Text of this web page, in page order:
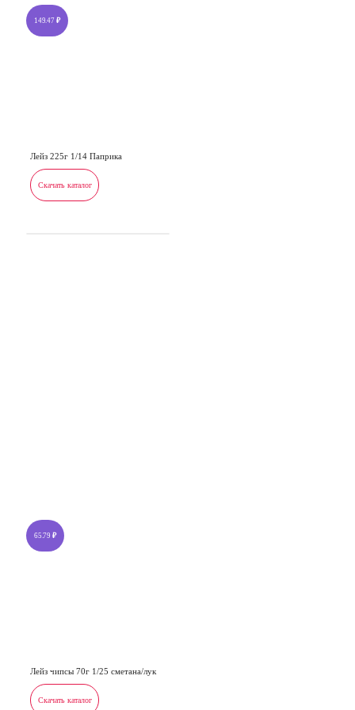
149.47 ₽
Лейз 225г 1/14 Паприка
Скачать каталог
65.79 ₽
Лейз чипсы 70г 1/25 сметана/лук
Скачать каталог